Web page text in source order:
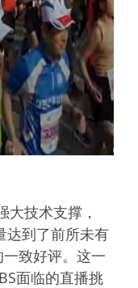
大技术支撑，
达到了前所未有
致好评。这一
面临的直播挑